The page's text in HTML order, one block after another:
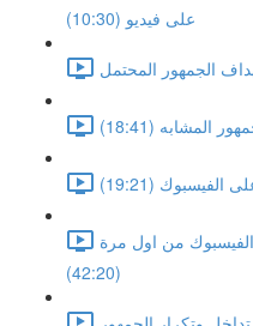
على فيديو (10:30)
المشابه (18:41)
الفيسبوك (19:21)
من اول مرة
(42:20)